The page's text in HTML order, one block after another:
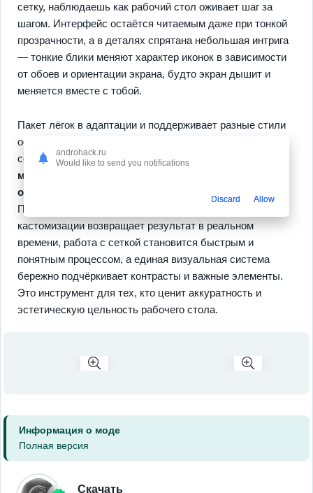
сетку, наблюдаешь как рабочий стол оживает шаг за
шагом. Интерфейс остаётся читаемым даже при тонкой
прозрачности, а в деталях спрятана небольшая интрига
— тонкие блики меняют характер иконок в зависимости
от обоев и ориентации экрана, будто экран дышит и
меняется вместе с тобой.
Пакет лёгок в адаптации и поддерживает разные стили
оформления, поэтому каждый найдёт подходящее
сочетание без лишних усилий;полупрозрачные и
матовые иконки
отражения и мягкие тени
Прогресс ощущается сразу ведь каждый шаг
кастомизации возвращает результат в реальном
времени, работа с сеткой становится быстрым и
понятным процессом, а единая визуальная система
бережно подчёркивает контрасты и важные элементы.
Это инструмент для тех, кто ценит аккуратность и
эстетическую цельность рабочего стола.
Информация о моде
Полная версия
Скачать
androhack.ru
Would like to send you notifications
Discard Allow